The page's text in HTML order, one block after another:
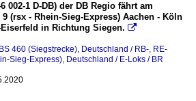
002-1 D-DB) der DB Regio fährt am
(rsx - Rhein-Sieg-Express) Aachen - Köln
in Richtung Siegen. 
460 (Siegstrecke), Deutschland / RB-, RE-
Sieg-Express), Deutschland / E-Loks / BR